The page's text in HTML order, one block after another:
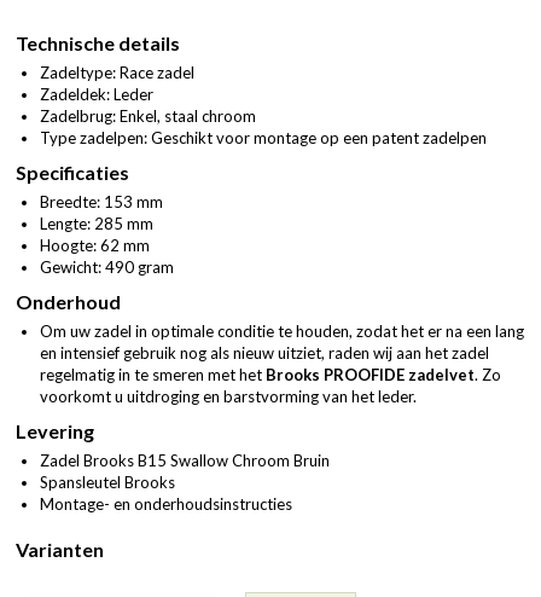
Technische details
Zadeltype: Race zadel
Zadeldek: Leder
Zadelbrug: Enkel, staal chroom
Type zadelpen: Geschikt voor montage op een patent zadelpen
Specificaties
Breedte: 153 mm
Lengte: 285 mm
Hoogte: 62 mm
Gewicht: 490 gram
Onderhoud
Om uw zadel in optimale conditie te houden, zodat het er na een lang
en intensief gebruik nog als nieuw uitziet, raden wij aan het zadel
regelmatig in te smeren met het Brooks PROOFIDE zadelvet. Zo
voorkomt u uitdroging en barstvorming van het leder.
Levering
Zadel Brooks B15 Swallow Chroom Bruin
Spansleutel Brooks
Montage- en onderhoudsinstructies
Varianten